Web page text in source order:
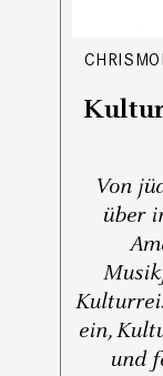
Von
über
ein,
und